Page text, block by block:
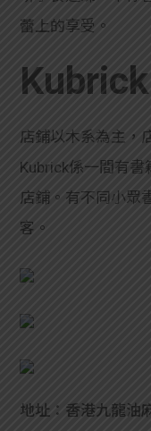
蕾上的享受。
Kubrick
店鋪以木系為主，
Kubrick係一間有
店鋪。有不同 小眾
客。
地址：香港九龍油